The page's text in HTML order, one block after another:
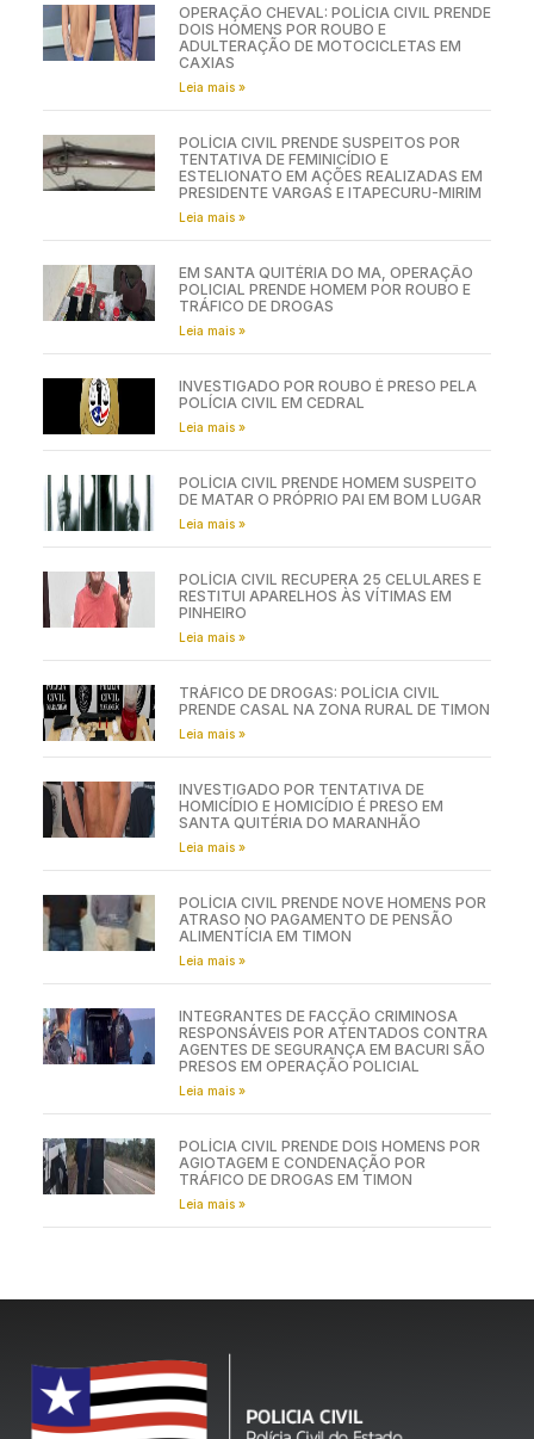
EM PRESIDENTE DUTRA, HOMEM É PRESO
POR DUPLO HOMICÍDIO
Leia mais »
ADULTERAÇÃO DE MOTOCICLETAS EM
CAXIAS
Leia mais »
ESTELIONATO EM AÇÕES REALIZADAS EM
PRESIDENTE VARGAS E ITAPECURU-MIRIM
Leia mais »
POLICIAL PRENDE HOMEM POR ROUBO E
TRÁFICO DE DROGAS
Leia mais »
INVESTIGADO POR ROUBO É PRESO PELA
POLÍCIA CIVIL EM CEDRAL
Leia mais »
POLÍCIA CIVIL PRENDE HOMEM SUSPEITO
DE MATAR O PRÓPRIO PAI EM BOM LUGAR
Leia mais »
RESTITUI APARELHOS ÀS VÍTIMAS EM
PINHEIRO
Leia mais »
TRÁFICO DE DROGAS: POLÍCIA CIVIL
PRENDE CASAL NA ZONA RURAL DE TIMON
Leia mais »
HOMICÍDIO E HOMICÍDIO É PRESO EM
SANTA QUITÉRIA DO MARANHÃO
Leia mais »
ATRASO NO PAGAMENTO DE PENSÃO
ALIMENTÍCIA EM TIMON
Leia mais »
AGENTES DE SEGURANÇA EM BACURI SÃO
PRESOS EM OPERAÇÃO POLICIAL
Leia mais »